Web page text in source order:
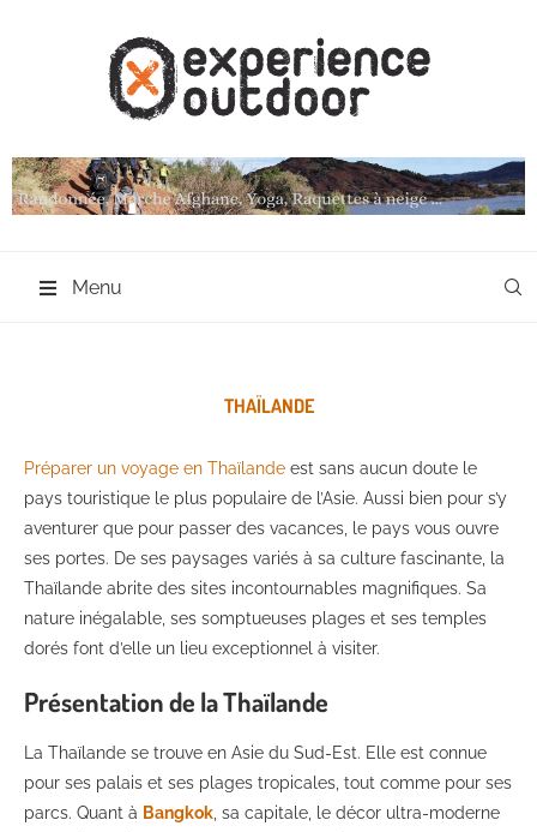
Menu
THAÏLANDE
Préparer un voyage en Thaïlande est sans aucun doute le
pays touristique le plus populaire de l’Asie. Aussi bien pour s’y
aventurer que pour passer des vacances, le pays vous ouvre
ses portes. De ses paysages variés à sa culture fascinante, la
Thaïlande abrite des sites incontournables magnifiques. Sa
nature inégalable, ses somptueuses plages et ses temples
dorés font d’elle un lieu exceptionnel à visiter.
Présentation de la Thaïlande
La Thaïlande se trouve en Asie du Sud-Est. Elle est connue
pour ses palais et ses plages tropicales, tout comme pour ses
parcs. Quant à Bangkok, sa capitale, le décor ultra-moderne